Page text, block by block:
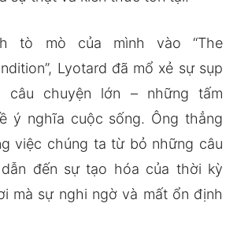
tò mò của mình vào “The
Lyotard đã mổ xẻ sự sụp
câu chuyện lớn – những tấm
ý nghĩa cuộc sống. Ông thẳng
việc chúng ta từ bỏ những câu
đến sự tạo hóa của thời kỳ
mà sự nghi ngờ và mất ổn định